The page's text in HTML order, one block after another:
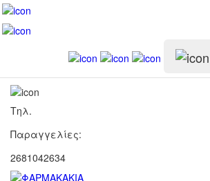
Τηλ.
Παραγγελίες:
2681042634